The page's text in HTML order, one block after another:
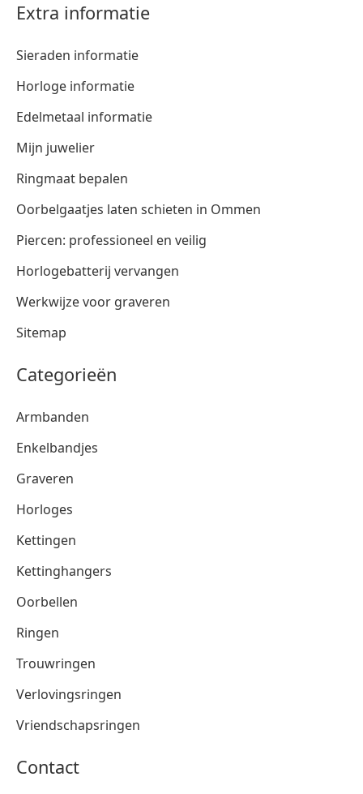
Extra informatie
Sieraden informatie
Horloge informatie
Edelmetaal informatie
Mijn juwelier
Ringmaat bepalen
Oorbelgaatjes laten schieten in Ommen
Piercen: professioneel en veilig
Horlogebatterij vervangen
Werkwijze voor graveren
Sitemap
Categorieën
Armbanden
Enkelbandjes
Graveren
Horloges
Kettingen
Kettinghangers
Oorbellen
Ringen
Trouwringen
Verlovingsringen
Vriendschapsringen
Contact